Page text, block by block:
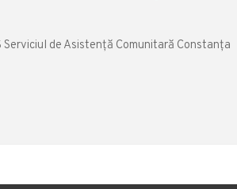
de Asistență Comunitară Constanţa